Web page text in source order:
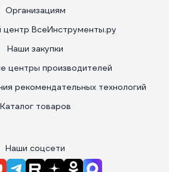
Организациям
центр ВсеИнструменты.ру
Наши закупки
центры производителей
рекомендательных технологий
Каталог товаров
Наши соцсети